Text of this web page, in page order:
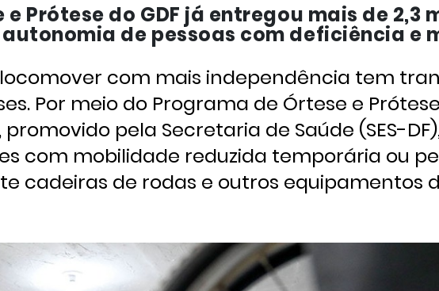
Prótese do GDF já entregou mais de 2,3
de pessoas com deficiência e
locomover com mais independência tem
Por meio do Programa de Órtese e
promovido pela Secretaria de Saúde (SES-
com mobilidade reduzida temporária ou
cadeiras de rodas e outros equipamentos